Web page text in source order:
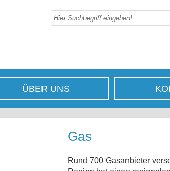
ÜBER UNS
Gas
Rund 700 Gasanbieter